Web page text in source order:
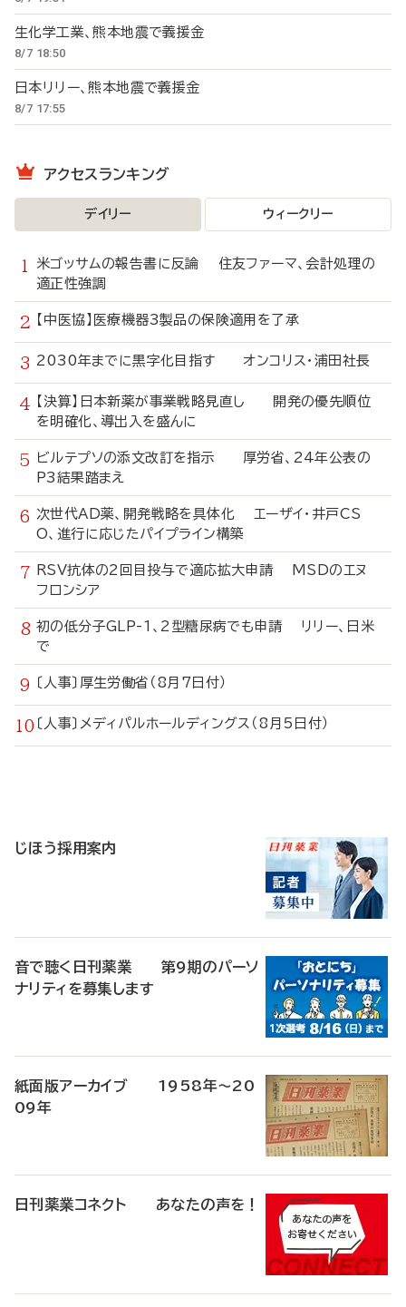
生化学工業、熊本地震で義援金
8/7 18:50
日本リリー、熊本地震で義援金
8/7 17:55
アクセスランキング
デイリー ウィークリー
米ゴッサムの報告書に反論 住友ファーマ、会計処理の
適正性強調
【中医協】医療機器3製品の保険適用を了承
2030年までに黒字化目指す オンコリス・浦田社長
【決算】日本新薬が事業戦略見直し 開発の優先順位
を明確化、導出入を盛んに
ビルテプソの添文改訂を指示 厚労省、24年公表の
P3結果踏まえ
次世代AD薬、開発戦略を具体化 エーザイ・井戸CS
O、進行に応じたパイプライン構築
RSV抗体の2回目投与で適応拡大申請 MSDのエヌ
フロンシア
初の低分子GLP-1、2型糖尿病でも申請 リリー、日米
で
〔人事〕厚生労働省（8月7日付）
〔人事〕メディパルホールディングス（8月5日付）
じほう採用案内
音で聴く日刊薬業 第9期のパーソ
ナリティを募集します
紙面版アーカイブ 1958年～20
09年
日刊薬業コネクト あなたの声を！